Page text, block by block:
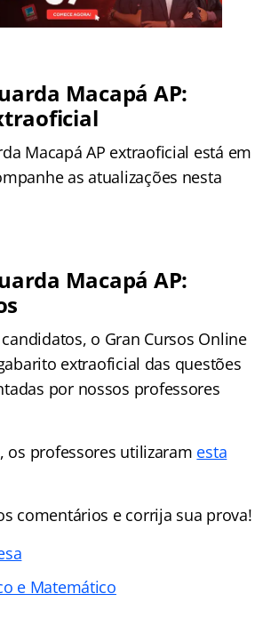
Macapá AP:
Macapá AP extraoficial está em
as atualizações nesta
Macapá AP:
o Gran Cursos Online
extraoficial das questões
por nossos professores
os professores utilizaram esta
comentários e corrija sua prova!
e Matemático